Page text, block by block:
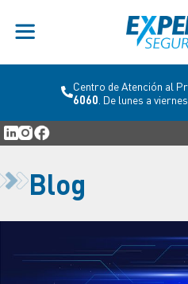
Centro de Atención al
6060 . De lunes a
Blog